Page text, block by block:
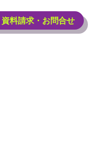
資料請求・ お問合せ